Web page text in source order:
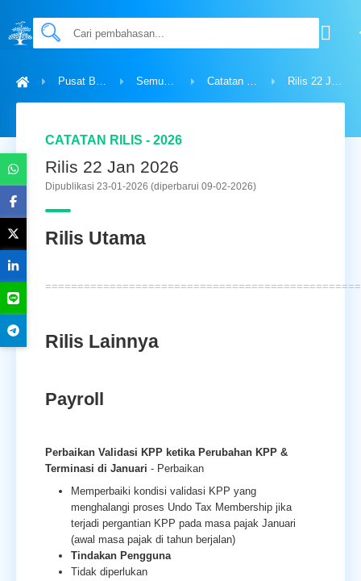
Pusat Bantuan Semua Topik Catatan Rilis - 2026 Rilis 22 Jan 2026
CATATAN RILIS - 2026
Rilis 22 Jan 2026
Dipublikasi 23-01-2026 (diperbarui 09-02-2026)
Rilis Utama
Rilis Lainnya
Payroll
Perbaikan Validasi KPP ketika Perubahan KPP &
Terminasi di Januari - Perbaikan
Memperbaiki kondisi validasi KPP yang
menghalangi proses Undo Tax Membership jika
terjadi pergantian KPP pada masa pajak Januari
(awal masa pajak di tahun berjalan)
Tindakan Pengguna
Tidak diperlukan